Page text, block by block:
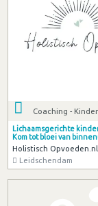
Coaching -
Lichaamsgerichte
Kom tot bloei van
Holistisch Opvoeden.nl
Leidschendam